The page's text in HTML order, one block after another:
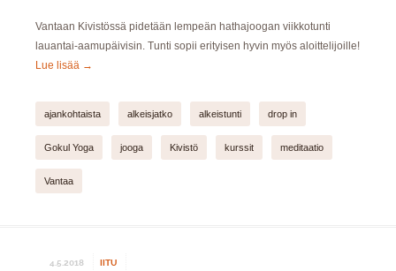
Vantaan Kivistössä pidetään lempeän hathajoogan viikkotunti
lauantai-aamupäivisin. Tunti sopii erityisen hyvin myös aloittelijoille!
Lue lisää →
ajankohtaista alkeisjatko alkeistunti drop in
Gokul Yoga jooga Kivistö kurssit meditaatio
Vantaa
4.5.2018 IITU